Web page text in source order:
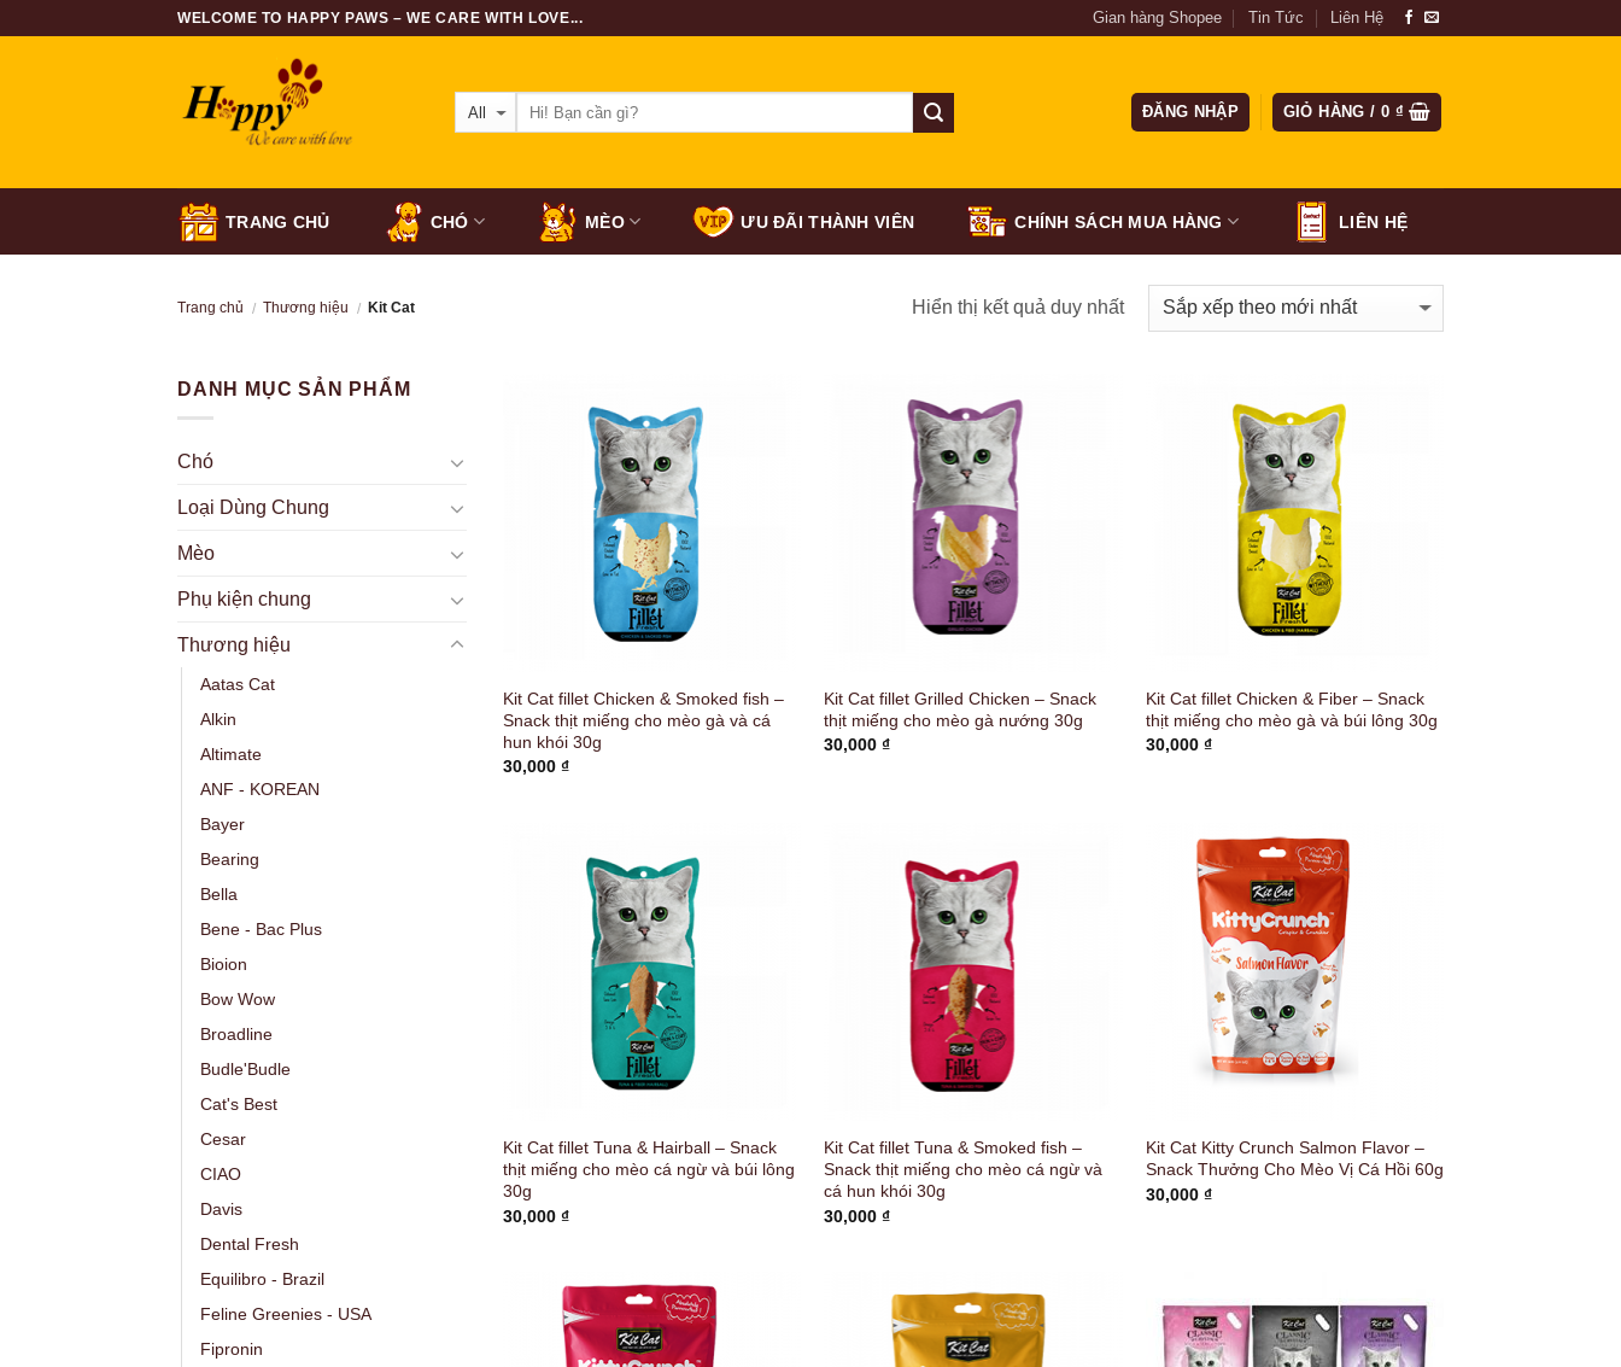
WELCOME TO HAPPY PAWS – WE CARE WITH LOVE... Gian hàng Shopee Tin Tức Liên Hệ
ĐĂNG NHẬP GIỎ HÀNG / 0 ₫
TRANG CHỦ CHÓ MÈO ƯU ĐÃI THÀNH VIÊN CHÍNH SÁCH MUA HÀNG LIÊN HỆ
Trang chủ / Thương hiệu / Kit Cat Hiển thị kết quả duy nhất
DANH MỤC SẢN PHẨM
Chó
Loại Dùng Chung
Mèo
Phụ kiện chung
Thương hiệu
Aatas Cat
Alkin
Altimate
ANF - KOREAN
Bayer
Bearing
Bella
Bene - Bac Plus
Bioion
Bow Wow
Broadline
Budle'Budle
Cat's Best
Cesar
CIAO
Davis
Dental Fresh
Equilibro - Brazil
Feline Greenies - USA
Fipronin
Kit Cat fillet Chicken & Smoked fish –
Snack thịt miếng cho mèo gà và cá
hun khói 30g
30,000 ₫
Kit Cat fillet Grilled Chicken – Snack
thịt miếng cho mèo gà nướng 30g
30,000₫
Kit Cat fillet Chicken & Fiber – Snack
thịt miếng cho mèo gà và búi lông 30g
30,000₫
Kit Cat fillet Tuna & Hairball – Snack
thịt miếng cho mèo cá ngừ và búi lông
30g
30,000 ₫
Kit Cat fillet Tuna & Smoked fish –
Snack thịt miếng cho mèo cá ngừ và
cá hun khói 30g
30,000₫
Kit Cat Kitty Crunch Salmon Flavor –
Snack Thưởng Cho Mèo Vị Cá Hồi 60g
30,000₫